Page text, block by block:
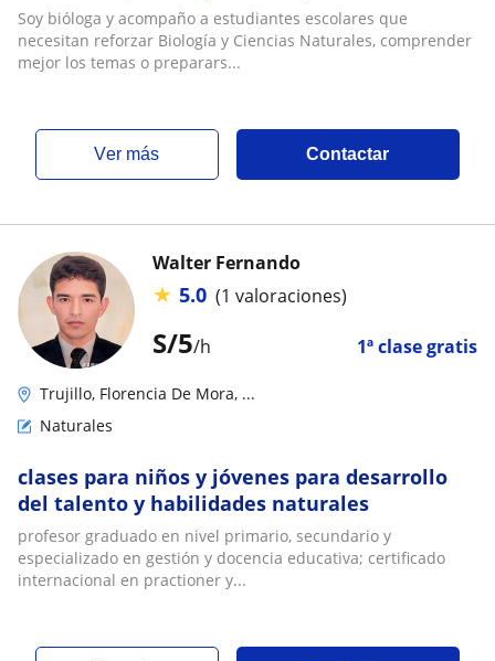
Soy bióloga y acompaño a estudiantes escolares que
necesitan reforzar Biología y Ciencias Naturales, comprender
mejor los temas o preparars...
ver más Contactar
S/5/h 1ª clase gratis
Walter Fernando
★ 5.0 (1 valoraciones)
Trujillo, Florencia De Mora, ...
Naturales
clases para niños y jóvenes para desarrollo
del talento y habilidades naturales
profesor graduado en nivel primario, secundario y
especializado en gestión y docencia educativa; certificado
internacional en practioner y...